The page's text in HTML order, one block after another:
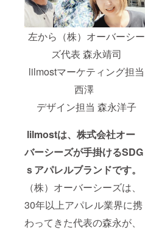
左から（株）オーバーシー
ズ代表 森永靖司
lilmostマーケティング担当
西澤
デザイン担当 森永洋子
lilmostは、株式会社オー
バーシーズが手掛けるSDG
ｓアパレルブランドです。
（株）オーバーシーズは、
30年以上アパレル業界に携
わってきた代表の森永が、